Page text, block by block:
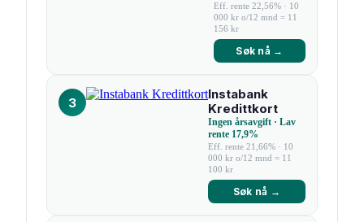
Eff. rente 22,56% · 10
000 kr o/12 mnd = 11
156 kr
Søk nå →
3
Instabank
Kredittkort
Ingen årsavgift · Lav
rente 17,9%
Eff. rente 21,66% · 10
000 kr o/12 mnd = 11
100 kr
Søk nå →